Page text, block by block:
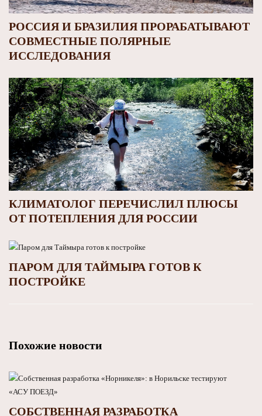
РОССИЯ И БРАЗИЛИЯ ПРОРАБАТЫВАЮТ
СОВМЕСТНЫЕ ПОЛЯРНЫЕ
ИССЛЕДОВАНИЯ
КЛИМАТОЛОГ ПЕРЕЧИСЛИЛ ПЛЮСЫ
ОТ ПОТЕПЛЕНИЯ ДЛЯ РОССИИ
ПАРОМ ДЛЯ ТАЙМЫРА ГОТОВ К
ПОСТРОЙКЕ
Похожие новости
СОБСТВЕННАЯ РАЗРАБОТКА